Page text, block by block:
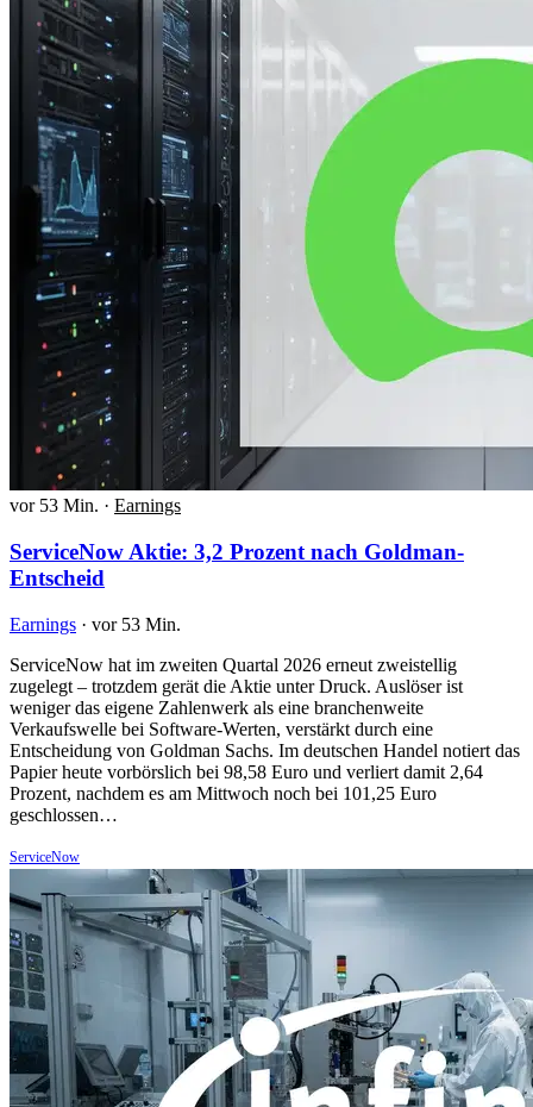
vor 53 Min. · Earnings
ServiceNow Aktie: 3,2 Prozent nach Goldman-
Entscheid
Earnings · vor 53 Min.
ServiceNow hat im zweiten Quartal 2026 erneut zweistellig
zugelegt – trotzdem gerät die Aktie unter Druck. Auslöser ist
weniger das eigene Zahlenwerk als eine branchenweite
Verkaufswelle bei Software-Werten, verstärkt durch eine
Entscheidung von Goldman Sachs. Im deutschen Handel notiert das
Papier heute vorbörslich bei 98,58 Euro und verliert damit 2,64
Prozent, nachdem es am Mittwoch noch bei 101,25 Euro
geschlossen…
ServiceNow